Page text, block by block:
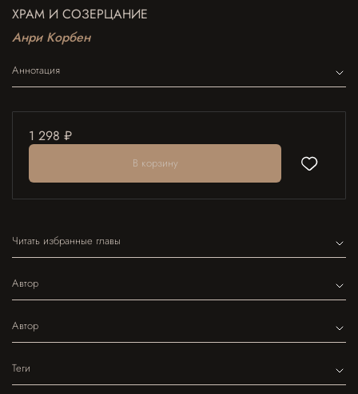
ХРАМ И СОЗЕРЦАНИЕ
Анри Корбен
Аннотация
1 298 ₽
В корзину
Читать избранные главы
Автор
Автор
Теги